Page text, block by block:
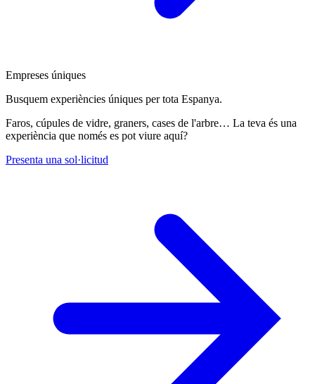
Empreses úniques
Busquem experiències úniques per tota Espanya.
Faros, cúpules de vidre, graners, cases de l'arbre… La teva és una
experiència que només es pot viure aquí?
Presenta una sol·licitud